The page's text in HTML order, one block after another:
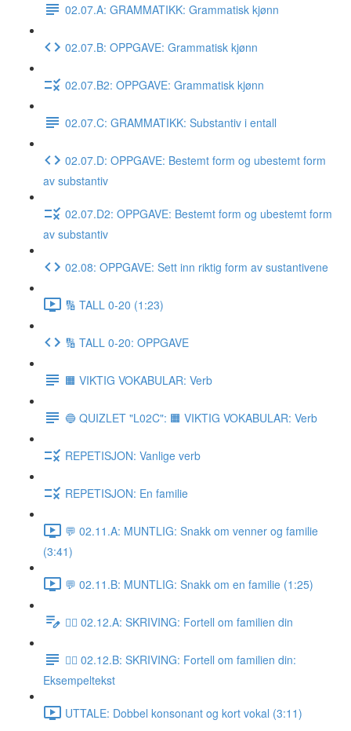
02.07.A: GRAMMATIKK: Grammatisk kjønn
02.07.B: OPPGAVE: Grammatisk kjønn
02.07.B2: OPPGAVE: Grammatisk kjønn
02.07.C: GRAMMATIKK: Substantiv i entall
02.07.D: OPPGAVE: Bestemt form og ubestemt form
av substantiv
02.07.D2: OPPGAVE: Bestemt form og ubestemt form
av substantiv
02.08: OPPGAVE: Sett inn riktig form av sustantivene
🔢 TALL 0-20 (1:23)
🔢 TALL 0-20: OPPGAVE
🟧 VIKTIG VOKABULAR: Verb
🔵 QUIZLET "L02C": 🟧 VIKTIG VOKABULAR: Verb
REPETISJON: Vanlige verb
REPETISJON: En familie
💬 02.11.A: MUNTLIG: Snakk om venner og familie
(3:41)
💬 02.11.B: MUNTLIG: Snakk om en familie (1:25)
✍🏼 02.12.A: SKRIVING: Fortell om familien din
✍🏼 02.12.B: SKRIVING: Fortell om familien din:
Eksempeltekst
UTTALE: Dobbel konsonant og kort vokal (3:11)